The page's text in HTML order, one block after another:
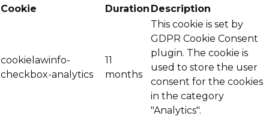
Cookie Duration Description
cookielawinfo-
checkbox-analytics
11
months
This cookie is set by
GDPR Cookie Consent
plugin. The cookie is
used to store the user
consent for the cookies
in the category
"Analytics".